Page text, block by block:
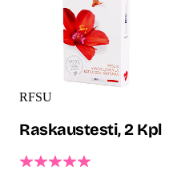
RFSU
Raskaustesti, 2 Kpl